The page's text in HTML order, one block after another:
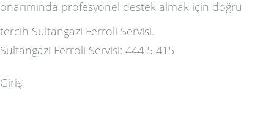
onarımında profesyonel destek almak için doğru
tercih Sultangazi Ferroli Servisi.
Sultangazi Ferroli Servisi: 444 5 415
Giriş